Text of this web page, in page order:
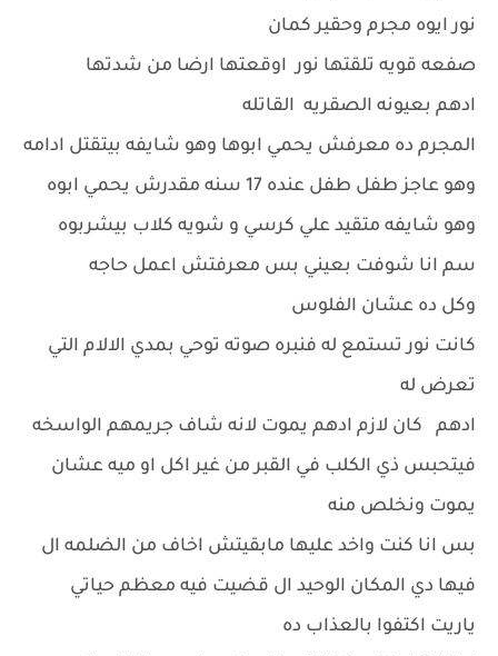
نور ايوه مجرم وحقير كمان
صفعه قويه تلقتها نور اوقعتها ارضا من شدتها
ادهم بعيونه الصقريه القاتله
المجرم ده معرفش يحمي ابوها وهو شايفه بيتقتل ادامه
وهو عاجز طفل طفل عنده 17 سنه مقدرش يحمي ابوه
وهو شايفه متقيد علي كرسي و شويه كلاب بيشربوه
سم انا شوفت بعيني بس معرفتش اعمل حاجه
وكل ده عشان الفلوس
كانت نور تستمع له فنبره صوته توحي بمدي الالام التي
تعرض له
ادهم كان لازم ادهم يموت لانه شاف جريمهم الواسخه
فيتحبس ذي الكلب في القبر من غير اكل او ميه عشان
يموت ونخلص منه
بس انا كنت واخد عليها مابقيتش اخاف من الضلمه ال
فيها دي المكان الوحيد ال قضيت فيه معظم حياتي
ياريت اكتفوا بالعذاب ده